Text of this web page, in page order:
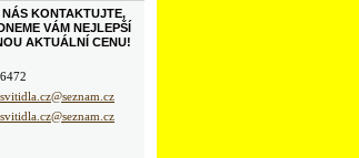
NÁS KONTAKTUJTE,
VÁM NEJLEPŠÍ
AKTUÁLNÍ CENU!